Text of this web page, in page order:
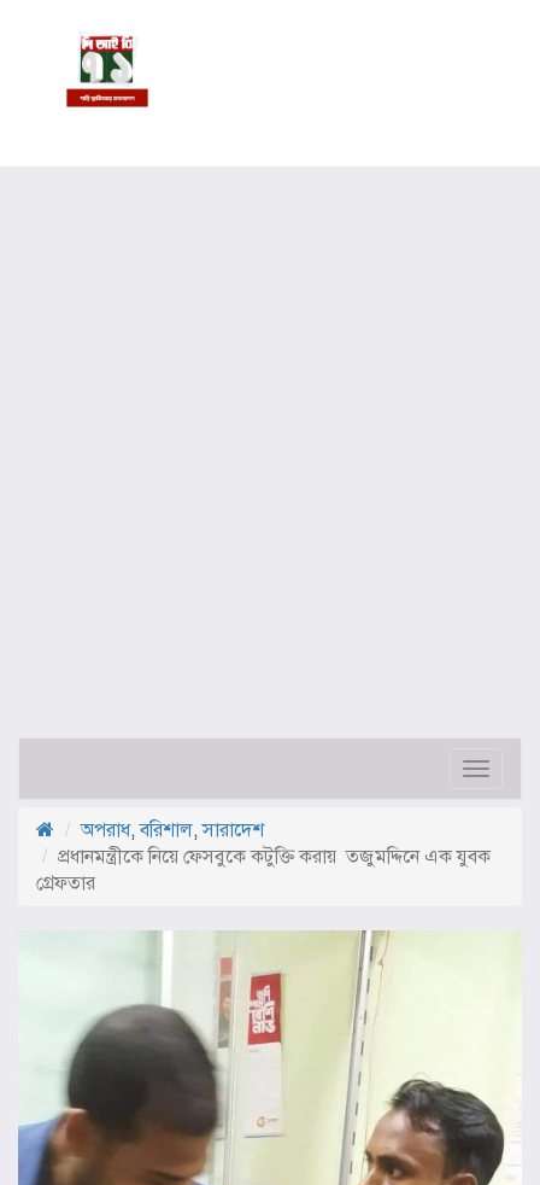
Toggle
অপরাধ,বরিশাল,সারাদেশ
প্রধানমন্ত্রীকে নিয়ে ফেসবুকে কটুক্তি করায় তজুমদ্দিনে এক যুবক
গ্রেফতার